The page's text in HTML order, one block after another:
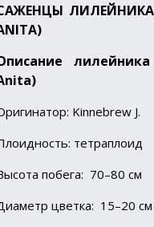
ЛИЛЕЙНИКА
Kinnebrew J.
тетраплоид
побега: 70–80 см
цветка: 15–20 см